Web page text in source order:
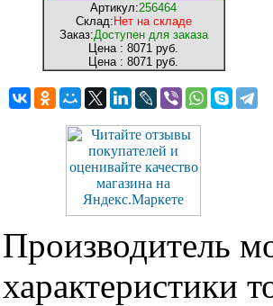
Артикул:256464
Склад: Нет на складе
Заказ:Доступен для заказа
Цена : 8071 руб.
Цена : 8071 руб.
Производитель
характеристики